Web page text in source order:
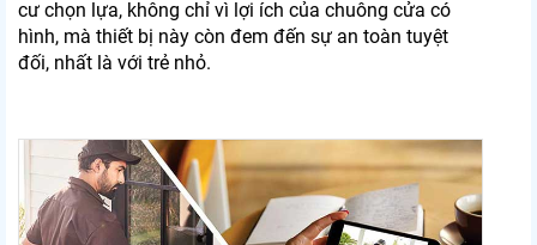
cư chọn lựa, không chỉ vì lợi ích của chuông cửa có
hình, mà thiết bị này còn đem đến sự an toàn tuyệt
đối, nhất là với trẻ nhỏ.